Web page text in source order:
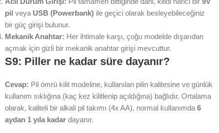
pil veya USB (Powerbank) ile geçici olarak besleyebileceğiniz
bir güç girişi bulunur.
Mekanik Anahtar: Her ihtimale karşı, çoğu modelde dışarıdan
açmak için gizli bir mekanik anahtar girişi mevcuttur.
S9: Piller ne kadar süre dayanır?
Cevap: Pil ömrü kilit modeline, kullanılan pilin kalitesine ve günlük
kullanım sıklığına (kaç kez kilitlenip açıldığına) bağlıdır. Ortalama
olarak, kaliteli bir alkali pil takımı (4x AA), normal kullanımda 6
aydan 1 yıla kadar dayanır.